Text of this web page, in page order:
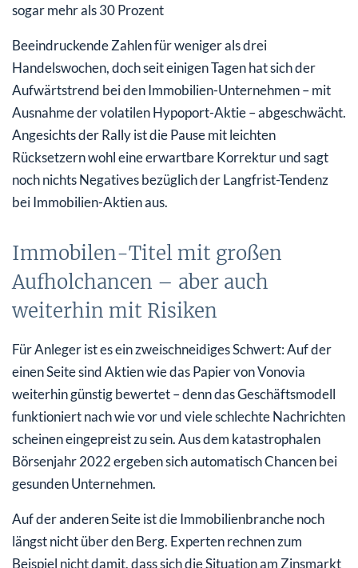
sogar mehr als 30 Prozent
Beeindruckende Zahlen für weniger als drei
Handelswochen, doch seit einigen Tagen hat sich der
Aufwärtstrend bei den Immobilien-Unternehmen – mit
Ausnahme der volatilen Hypoport-Aktie – abgeschwächt.
Angesichts der Rally ist die Pause mit leichten
Rücksetzern wohl eine erwartbare Korrektur und sagt
noch nichts Negatives bezüglich der Langfrist-Tendenz
bei Immobilien-Aktien aus.
Immobilen-Titel mit großen
Aufholchancen – aber auch
weiterhin mit Risiken
Für Anleger ist es ein zweischneidiges Schwert: Auf der
einen Seite sind Aktien wie das Papier von Vonovia
weiterhin günstig bewertet – denn das Geschäftsmodell
funktioniert nach wie vor und viele schlechte Nachrichten
scheinen eingepreist zu sein. Aus dem katastrophalen
Börsenjahr 2022 ergeben sich automatisch Chancen bei
gesunden Unternehmen.
Auf der anderen Seite ist die Immobilienbranche noch
längst nicht über den Berg. Experten rechnen zum
Beispiel nicht damit, dass sich die Situation am Zinsmarkt